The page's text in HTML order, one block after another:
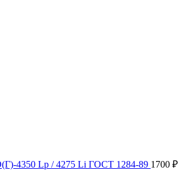
4350 Lp / 4275 Li ГОСТ 1284-89 1700 ₽